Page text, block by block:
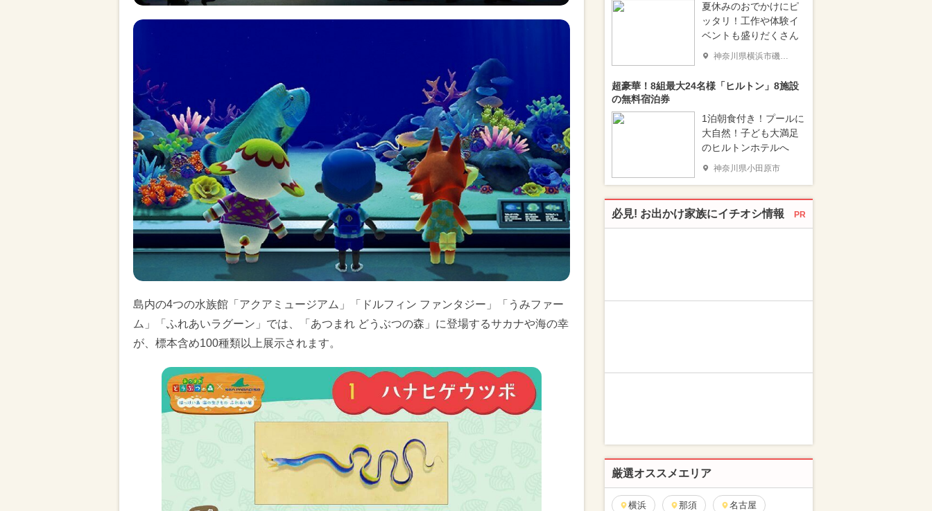
島内の4つの水族館「アクアミュージアム」「ドルフィン ファンタジー」「うみファー
ム」「ふれあいラグーン」では、「あつまれ どうぶつの森」に登場するサカナや海の幸
が、標本含め100種類以上展示されます。
夏休みのおでかけにピ
ッタリ！工作や体験イ
ベントも盛りだくさん
神奈川県横浜市磯子区
超豪華！8組最大24名様「ヒルトン」8施設
の無料宿泊券
1泊朝食付き！プールに
大自然！子ども大満足
のヒルトンホテルへ
神奈川県小田原市
必見! お出かけ家族にイチオシ情報 PR
厳選オススメエリア
横浜 那須 名古屋